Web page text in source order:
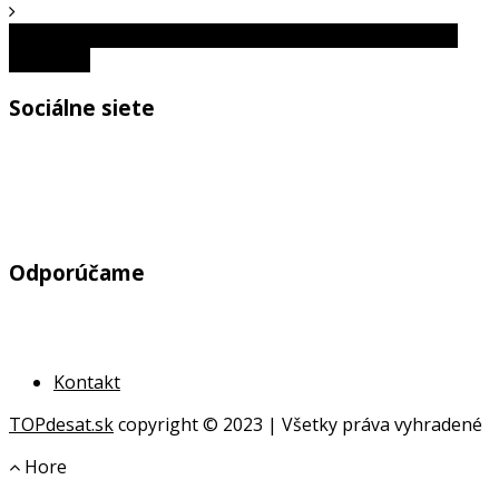
Sociálne siete
Odporúčame
Kontakt
TOPdesat.skcopyright © 2023 | Všetky práva vyhradené
Hore